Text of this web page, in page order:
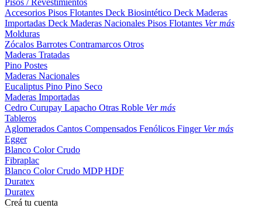
Pisos / Revestimientos
Accesorios Pisos Flotantes Deck Biosintético Deck Maderas
Importadas Deck Maderas Nacionales Pisos Flotantes Ver más
Molduras
Zócalos Barrotes Contramarcos Otros
Maderas Tratadas
Pino Postes
Maderas Nacionales
Eucaliptus Pino Pino Seco
Maderas Importadas
Cedro Curupay Lapacho Otras Roble Ver más
Tableros
Aglomerados Cantos Compensados Fenólicos Finger Ver más
Egger
Blanco ColorCrudo
Fibraplac
Blanco ColorCrudo MDPHDF
Duratex
Duratex
Creá tu cuenta